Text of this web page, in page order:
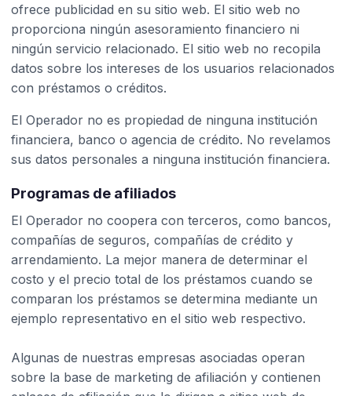
ofrece publicidad en su sitio web. El sitio web no
proporciona ningún asesoramiento financiero ni
ningún servicio relacionado. El sitio web no recopila
datos sobre los intereses de los usuarios relacionados
con préstamos o créditos.
El Operador no es propiedad de ninguna institución
financiera, banco o agencia de crédito. No revelamos
sus datos personales a ninguna institución financiera.
Programas de afiliados
El Operador no coopera con terceros, como bancos,
compañías de seguros, compañías de crédito y
arrendamiento. La mejor manera de determinar el
costo y el precio total de los préstamos cuando se
comparan los préstamos se determina mediante un
ejemplo representativo en el sitio web respectivo.
Algunas de nuestras empresas asociadas operan
sobre la base de marketing de afiliación y contienen